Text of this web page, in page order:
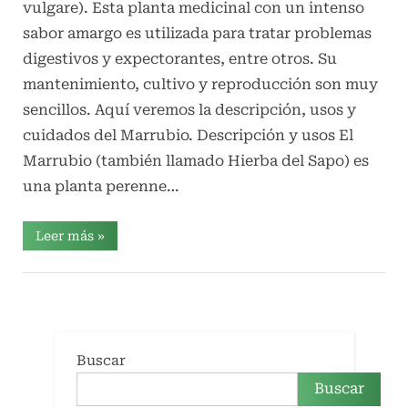
vulgare). Esta planta medicinal con un intenso
sabor amargo es utilizada para tratar problemas
digestivos y expectorantes, entre otros. Su
mantenimiento, cultivo y reproducción son muy
sencillos. Aquí veremos la descripción, usos y
cuidados del Marrubio. Descripción y usos El
Marrubio (también llamado Hierba del Sapo) es
una planta perenne…
Leer más“Usos
y
del
»
Buscar
Buscar